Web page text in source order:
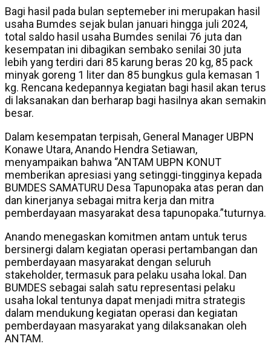
Bagi hasil pada bulan septemeber ini merupakan hasil
usaha Bumdes sejak bulan januari hingga juli 2024,
total saldo hasil usaha Bumdes senilai 76 juta dan
kesempatan ini dibagikan sembako senilai 30 juta
lebih yang terdiri dari 85 karung beras 20 kg, 85 pack
minyak goreng 1 liter dan 85 bungkus gula kemasan 1
kg. Rencana kedepannya kegiatan bagi hasil akan terus
di laksanakan dan berharap bagi hasilnya akan semakin
besar.
Dalam kesempatan terpisah, General Manager UBPN
Konawe Utara, Anando Hendra Setiawan,
menyampaikan bahwa ‘’ANTAM UBPN KONUT
memberikan apresiasi yang setinggi-tingginya kepada
BUMDES SAMATURU Desa Tapunopaka atas peran dan
dan kinerjanya sebagai mitra kerja dan mitra
pemberdayaan masyarakat desa tapunopaka.”tuturnya.
Anando menegaskan komitmen antam untuk terus
bersinergi dalam kegiatan operasi pertambangan dan
pemberdayaan masyarakat dengan seluruh
stakeholder, termasuk para pelaku usaha lokal. Dan
BUMDES sebagai salah satu representasi pelaku
usaha lokal tentunya dapat menjadi mitra strategis
dalam mendukung kegiatan operasi dan kegiatan
pemberdayaan masyarakat yang dilaksanakan oleh
ANTAM.